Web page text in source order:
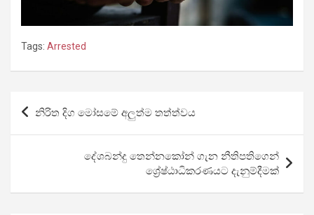
Tags: Arrested
Post
navigation
නිරිත දිග මෝසමේ අලුත්ම තත්ත්වය
දේශබන්දු තෙන්නකෝන් ගැන නීතිපතිගෙන්
ශ්‍රේෂ්ඨාධිකරණයට දැනුම්දීමක්